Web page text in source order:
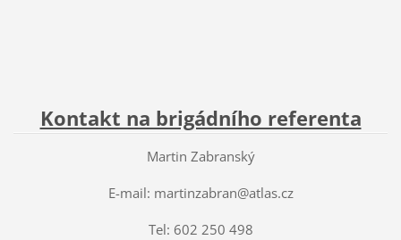
Kontakt na brigádního referenta
Martin Zabranský
E-mail: martinzabran@atlas.cz
Tel: 602 250 498